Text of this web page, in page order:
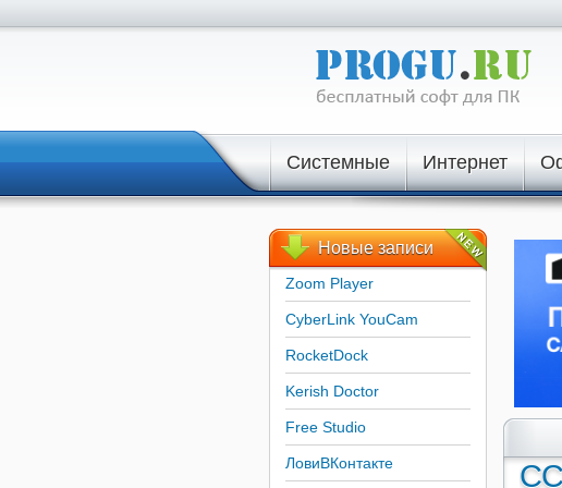
Системные Интернет
Новыезаписи
Zoom Player
CyberLink YouCam
RocketDock
Kerish Doctor
Free Studio
ЛовиВКонтакте